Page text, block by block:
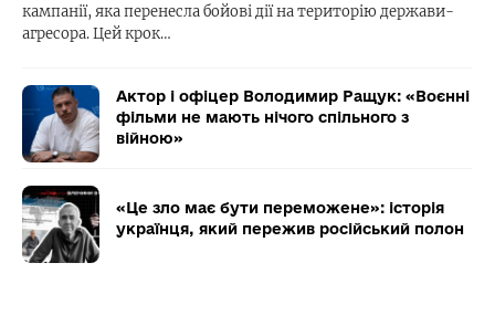
кампанії, яка перенесла бойові дії на територію держави-
агресора. Цей крок…
Актор і офіцер Володимир Ращук: «Воєнні
фільми не мають нічого спільного з
війною»
«Це зло має бути переможене»: історія
українця, який пережив російський полон